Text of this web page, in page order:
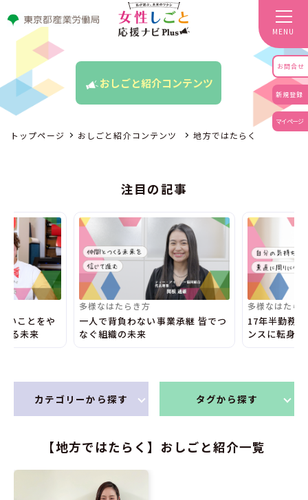
新規登録
マイページ
お問合せ
MENU
おしごと紹介コンテンツ
トップページ おしごと紹介コンテンツ 地方ではたらく
注目の記事
をや
来
多様なはたらき方
一人で背負わない事業承継 皆でつ
なぐ組織の未来
多様なはたらき方
17年半勤務した会
ンスに転身 自分
カテゴリーから探す タグから探す
【地方ではたらく】おしごと紹介一覧